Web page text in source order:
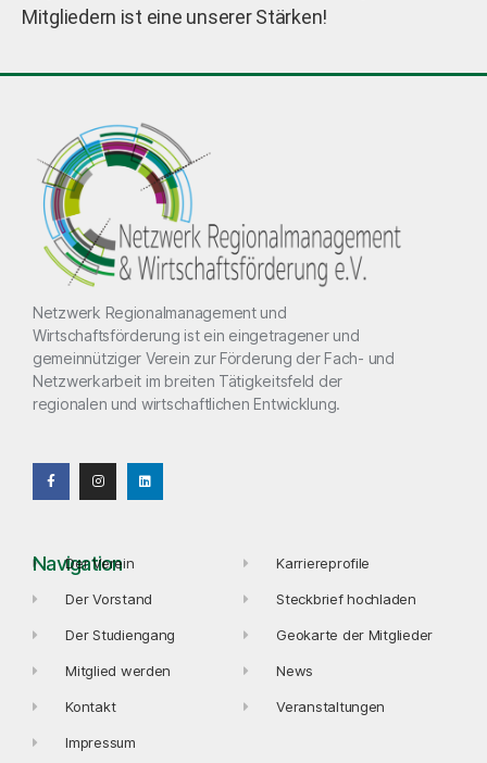
Mitgliedern ist eine unserer Stärken!
Netzwerk Regionalmanagement und
Wirtschaftsförderung ist ein eingetragener und
gemeinnütziger Verein zur Förderung der Fach- und
Netzwerkarbeit im breiten Tätigkeitsfeld der
regionalen und wirtschaftlichen Entwicklung.
Navigation
Der Verein
Der Vorstand
Der Studiengang
Mitglied werden
Kontakt
Impressum
Karriereprofile
Steckbrief hochladen
Geokarte der Mitglieder
News
Veranstaltungen